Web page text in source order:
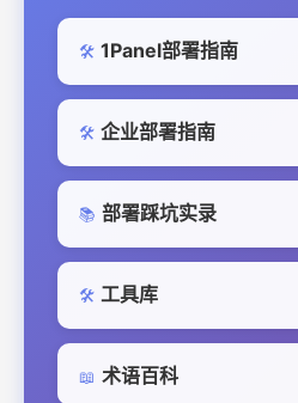
🛠️ 1Panel部署指南
🛠️ 企业部署指南
📚 部署踩坑实录
🛠️ 工具库
📖 术语百科